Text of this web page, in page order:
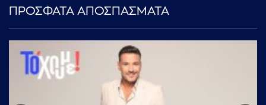
ΠΡΟΣΦΑΤΑ ΑΠΟΣΠΑΣΜΑΤΑ